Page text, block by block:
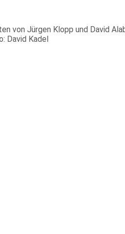
von Jürgen Klopp und David
David Kadel